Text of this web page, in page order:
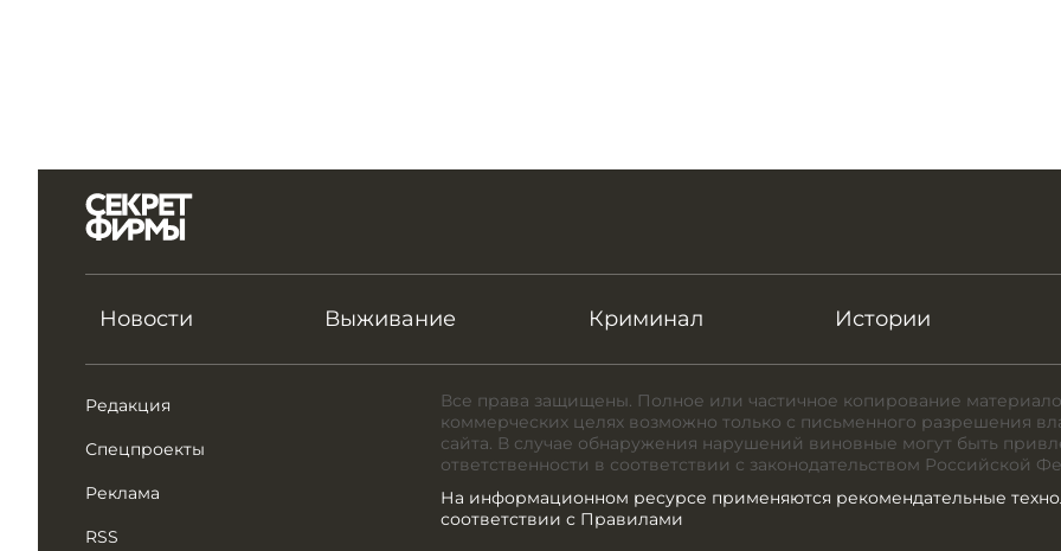
Новости Выживание Криминал Истории
Редакция
Спецпроекты
Реклама
RSS
Все права защищены. Полное или частичное копирование
коммерческих целях возможно только с письменного разрешения
сайта. В случае обнаружения нарушений виновные могут быть
ответственности в соответствии с законодательством Российской
На информационном ресурсе применяются рекомендательные
соответствии с Правилами